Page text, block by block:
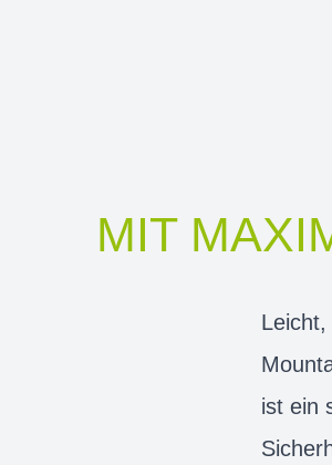
MIT
ist ein